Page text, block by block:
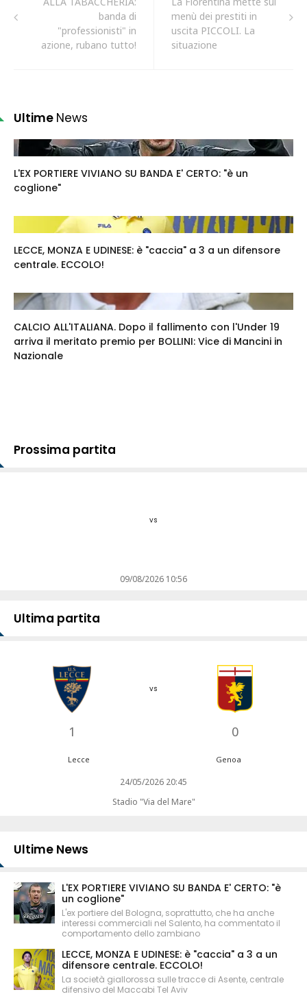
banda di
"professionisti" in
azione, rubano tutto!
menù dei prestiti in
uscita PICCOLI. La
situazione
Ultime News
L'EX PORTIERE VIVIANO SU BANDA E' CERTO: "è un
coglione"
LECCE, MONZA E UDINESE: è "caccia" a 3 a un difensore
centrale. ECCOLO!
CALCIO ALL'ITALIANA. Dopo il fallimento con l'Under 19
arriva il meritato premio per BOLLINI: Vice di Mancini in
Nazionale
Prossima partita
vs
09/08/2026 10:56
Ultima partita
1
vs
0
Lecce Genoa
24/05/2026 20:45
Stadio "Via del Mare"
Ultime News
L'EX PORTIERE VIVIANO SU BANDA E' CERTO: "è
un coglione"
L'ex portiere del Bologna, soprattutto, che ha anche
interessi commerciali nel Salento, ha commentato il
comportamento dello zambiano
LECCE, MONZA E UDINESE: è "caccia" a 3 a un
difensore centrale. ECCOLO!
La società giallorossa sulle tracce di Asente, centrale
difensivo del Maccabi Tel Aviv